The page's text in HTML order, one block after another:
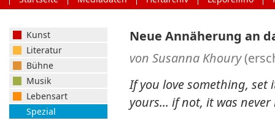
Kunst
Literatur
Bühne
Musik
Lebensart
Spezial
Neue Annäherung an
von Susanna Khoury
If you love something, set
yours... if not, it was